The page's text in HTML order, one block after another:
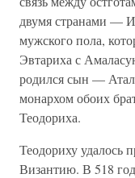
двумя странами —
мужского пола,
Эвтариха с
родился сын —
монархом обоих
Теодориха.
Теодориху удалось
Византию. В 518